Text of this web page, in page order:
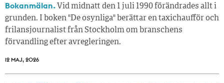
Bokanmälan. Vid midnatt den 1 juli 1990 förändrades allt i
grunden. I boken "De osynliga" berättar en taxichaufför och
frilansjournalist från Stockholm om branschens
förvandling efter avregleringen.
12 MAJ, 2026